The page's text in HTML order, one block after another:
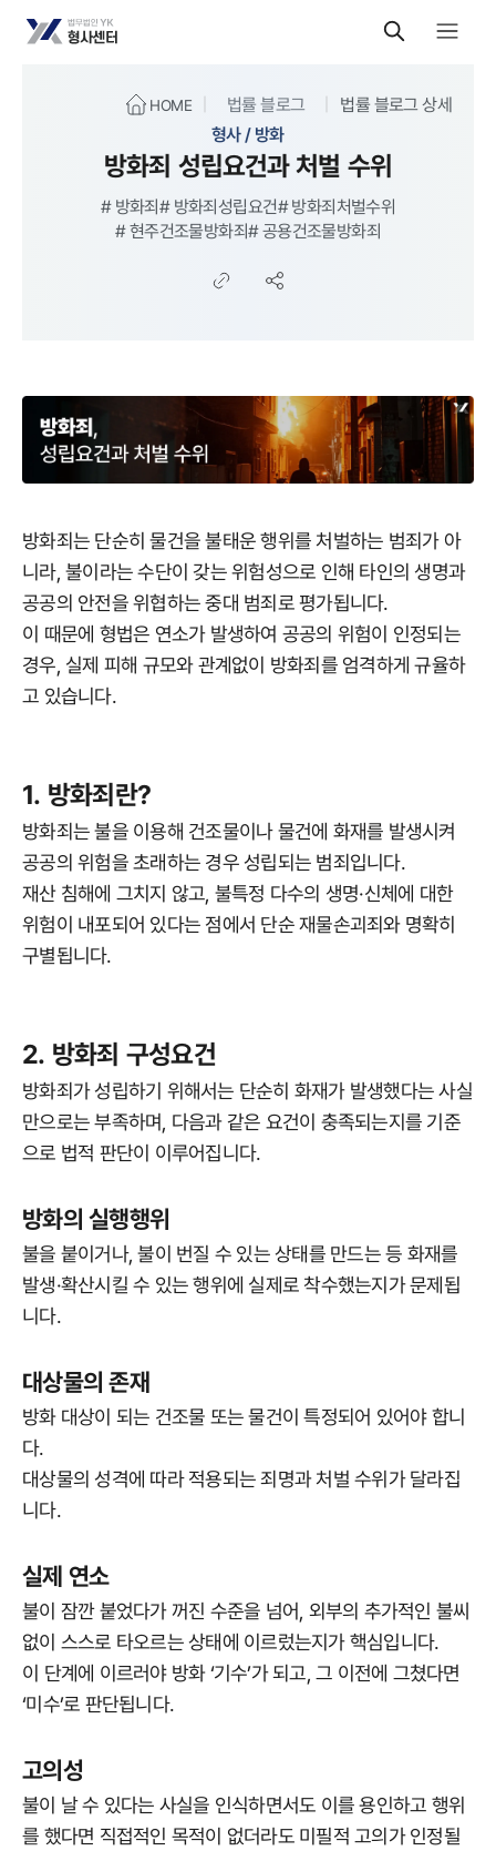
HOME 법률 블로그
법률 블로그 상세
형사 / 방화
방화죄 성립요건과 처벌 수위
#방화죄#방화죄성립요건#방화죄처벌수위
#현주건조물방화죄#공용건조물방화죄
방화죄는 단순히 물건을 불태운 행위를 처벌하는 범죄가 아
니라, 불이라는 수단이 갖는 위험성으로 인해 타인의 생명과
공공의 안전을 위협하는 중대 범죄로 평가됩니다.
이 때문에 형법은 연소가 발생하여 공공의 위험이 인정되는
경우, 실제 피해 규모와 관계없이 방화죄를 엄격하게 규율하
고 있습니다.
1. 방화죄란?
방화죄는 불을 이용해 건조물이나 물건에 화재를 발생시켜
공공의 위험을 초래하는 경우 성립되는 범죄입니다.
재산 침해에 그치지 않고, 불특정 다수의 생명·신체에 대한
위험이 내포되어 있다는 점에서 단순 재물손괴죄와 명확히
구별됩니다.
2. 방화죄 구성요건
방화죄가 성립하기 위해서는 단순히 화재가 발생했다는 사실
만으로는 부족하며, 다음과 같은 요건이 충족되는지를 기준
으로 법적 판단이 이루어집니다.
방화의 실행행위
불을 붙이거나, 불이 번질 수 있는 상태를 만드는 등 화재를
발생·확산시킬 수 있는 행위에 실제로 착수했는지가 문제됩
니다.
대상물의 존재
방화 대상이 되는 건조물 또는 물건이 특정되어 있어야 합니
다.
대상물의 성격에 따라 적용되는 죄명과 처벌 수위가 달라집
니다.
실제 연소
불이 잠깐 붙었다가 꺼진 수준을 넘어, 외부의 추가적인 불씨
없이 스스로 타오르는 상태에 이르렀는지가 핵심입니다.
이 단계에 이르러야 방화 ‘기수’가 되고, 그 이전에 그쳤다면
‘미수’로 판단됩니다.
고의성
불이 날 수 있다는 사실을 인식하면서도 이를 용인하고 행위
를 했다면 직접적인 목적이 없더라도 미필적 고의가 인정될